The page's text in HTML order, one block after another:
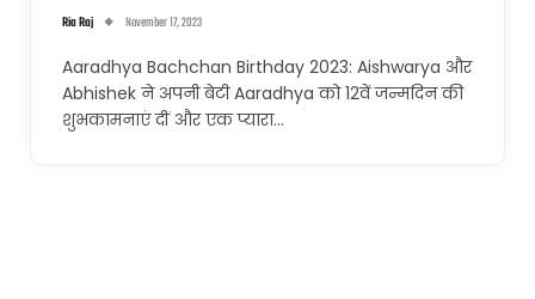
Ria Raj November 17, 2023
Aaradhya Bachchan Birthday 2023: Aishwarya और
Abhishek ने अपनी बेटी Aaradhya को 12वें जन्मदिन की
शुभकामनाएं दीं और एक प्यारा…